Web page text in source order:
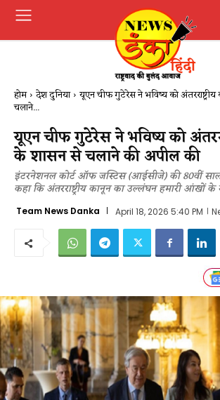
होम देश दुनिया यूएन चीफ गुटेरेस ने भविष्य को
चलाने...
यूएन चीफ गुटेरेस ने भविष्य को
के शासन से चलाने की अपील की
इंटरनेशनल कोर्ट ऑफ जस्टिस (आईसीजे) की 80वीं
कहा कि अंतरराष्ट्रीय कानून का उल्लंघन हमारी आंखों के
Team News Danka April 18, 2026 5:40 PM